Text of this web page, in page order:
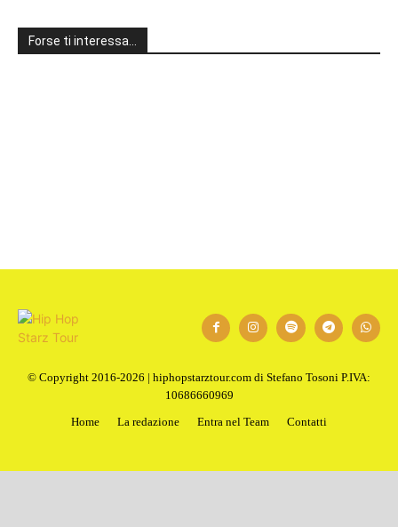
Forse ti interessa…
1
© Copyright 2016-2026 | hiphopstarztour.com di Stefano Tosoni P.IVA:
10686660969
Home
La redazione Entra nel Team Contatti